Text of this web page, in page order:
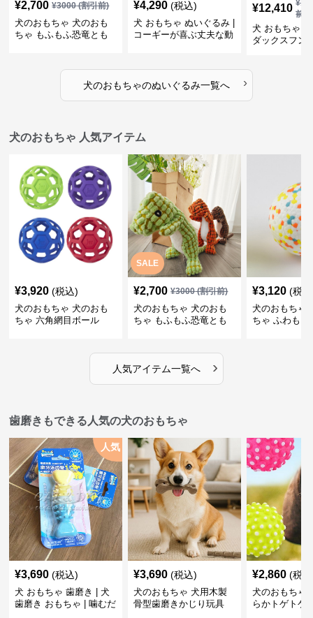
¥2,700 ¥3000(割引前)
犬のおもちゃ 犬のおも
ちゃ もふもふ恐竜とも
¥4,290 (税込)
犬 おもちゃ ぬいぐるみ |
コーギーが喜ぶ丈夫な動
¥12,410 ¥
前)
犬 おもちゃ
ダックスフン
犬のおもちゃのぬいぐるみ一覧へ ›
犬のおもちゃ 人気アイテム
¥3,920 (税込)
犬のおもちゃ 犬のおも
ちゃ 六角網目ボール
SALE
¥2,700 ¥3000(割引前)
犬のおもちゃ 犬のおも
ちゃ もふもふ恐竜とも
¥3,120 (税
犬のおもちゃ
ちゃ ふわもこ
人気アイテム一覧へ ›
歯磨きもできる人気の犬のおもちゃ
人気
¥3,690 (税込)
犬 おもちゃ 歯磨き | 犬
歯磨き おもちゃ | 噛むだ
¥3,690 (税込)
犬のおもちゃ 犬用木製
骨型歯磨きかじり玩具
¥2,860 (税
犬のおもちゃ
らかトゲトゲ